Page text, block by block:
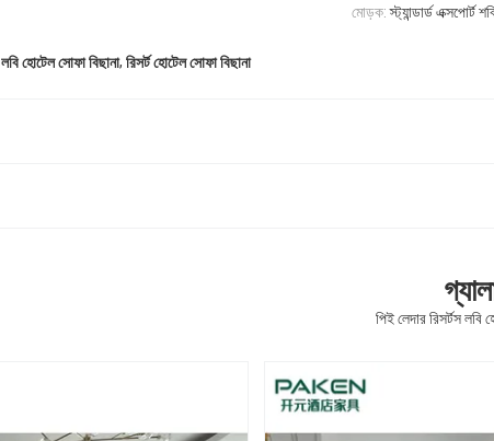
মোড়ক: স্ট্যান্ডার্ড এক্সপোর্ট
লবি হোটেল সোফা বিছানা, রিসর্ট হোটেল সোফা বিছানা
পিই লেদার রিসর্টস লবি